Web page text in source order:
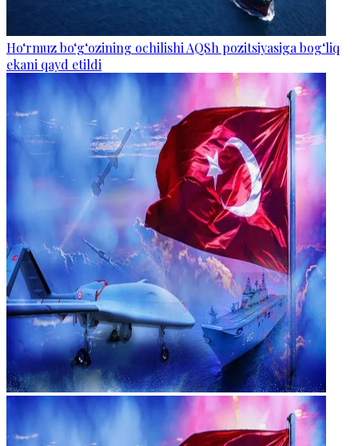
Ho‘rmuz bo‘g‘ozining ochilishi AQSh pozitsiyasiga bog‘liq
ekani qayd etildi